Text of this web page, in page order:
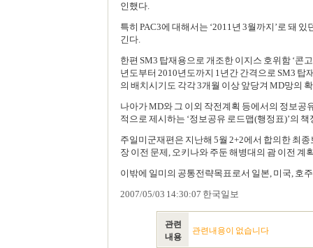
인했다.
특히 PAC3에 대해서는 ‘2011년 3월까지’로 돼
긴다.
한편 SM3 탑재용으로 개조한 이지스 호위함 ‘콘
년도부터 2010년도까지 1년간 간격으로 SM3 탑
의 배치시기도 각각 3개월 이상 앞당겨 MD망의
나아가 MD와 그 이외 작전계획 등에서의 정보공
적으로 제시하는 ‘정보공유 로드맵(행정표)’의
주일미군재편은 지난해 5월 2+2에서 합의한 최
장 이전 문제, 오키나와 주둔 해병대의 괌 이전 계
이밖에 일미의 공통전략목표로서 일본, 미국, 호
2007/05/03 14:30:07 한국일보
관련
내용
관련내용이 없습니다